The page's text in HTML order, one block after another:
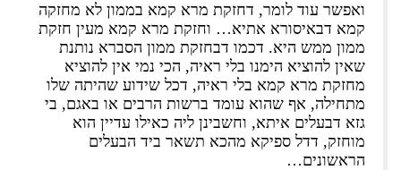
ואפשר עוד לומר, דחזקת מרא קמא בממון לא מחזקה
קמא דבאיסורא אתיא… וחזקת מרא קמא מעין חזקת
ממון ממש היא. דכמו דבחזקת ממון הסברא נותנת
שאין להוציא הימנו בלי ראיה, הכי נמי אין להוציא
מחזקת מרא קמא בלי ראיה, דכל שידוע שהיתה שלו
מתחילה, אף שהוא עומד ברשות הרבים או באגם, בי
גזא דבעלים איתא, וחשבינן ליה כאילו עדיין הוא
מוחזק, דדל ספיקא מהכא תשאר ביד הבעלים
הראשונים…